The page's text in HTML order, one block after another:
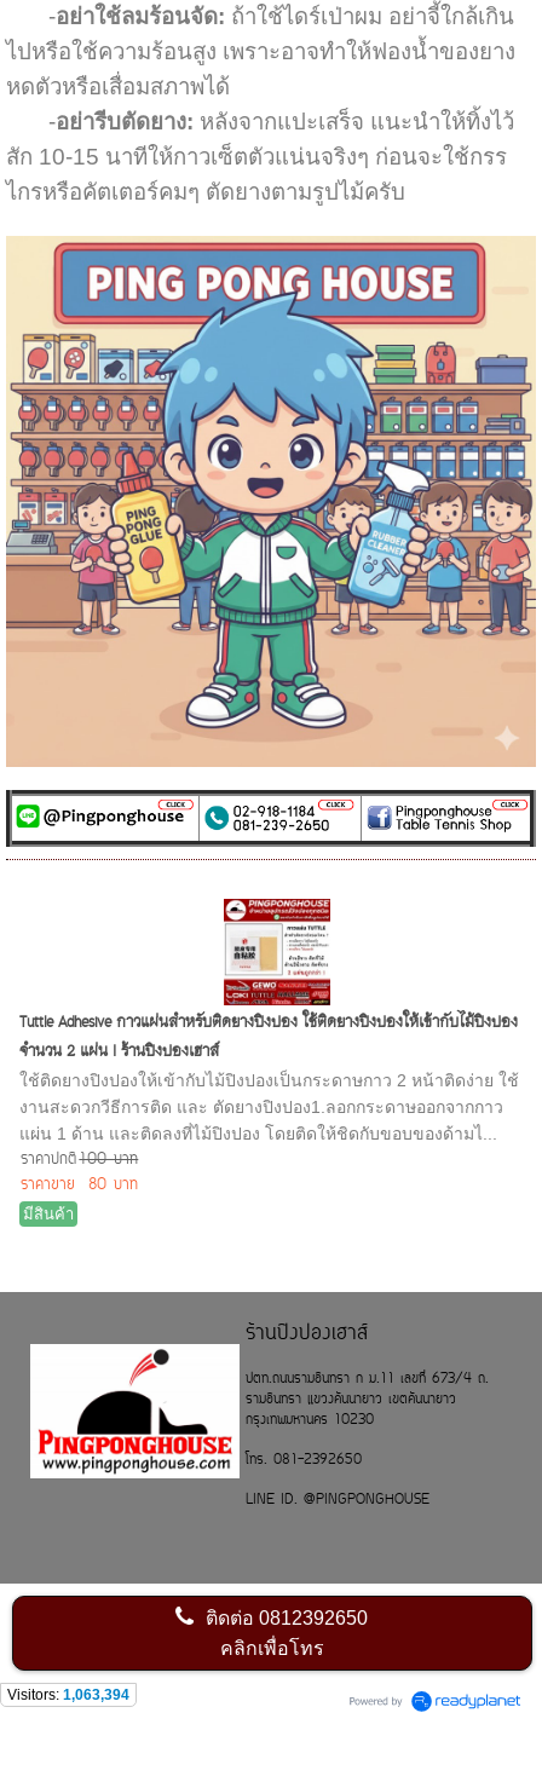
-อย่าใช้ลมร้อนจัด: ถ้าใช้ไดร์เป่าผม อย่าจี้ใกล้เกิน
ไปหรือใช้ความร้อนสูง เพราะอาจทำให้ฟองน้ำของยาง
หดตัวหรือเสื่อมสภาพได้
-อย่ารีบตัดยาง: หลังจากแปะเสร็จ แนะนำให้ทิ้งไว้
สัก 10-15 นาทีให้กาวเซ็ตตัวแน่นจริงๆ ก่อนจะใช้กรร
ไกรหรือคัตเตอร์คมๆ ตัดยางตามรูปไม้ครับ
Tuttle Adhesive กาวแผ่นสำหรับติดยางปิงปอง ใช้ติดยางปิงปองให้เข้ากับไม้ปิงปอง
จำนวน 2 แผ่น I ร้านปิงปองเฮาส์
ใช้ติดยางปิงปองให้เข้ากับไม้ปิงปองเป็นกระดาษกาว 2 หน้าติดง่าย ใช้
งานสะดวก วีธีการติด และ ตัดยางปิงปอง1.ลอกกระดาษออกจากกาว
แผ่น 1 ด้าน และติดลงที่ไม้ปิงปอง โดยติดให้ชิดกับขอบของด้ามไ...
ราคาปกติ100 บาท
ราคาขาย
80 บาท
มีสินค้า
ร้านปิงปองเฮาส์
ปตท.ถนนรามอินทรา ก ม.11 เลขที่ 673/4 ถ.
รามอินทรา แขวงคันนายาว เขตคันนายาว
กรุงเทพมหานคร 10230
โทร. 081-2392650
LINE ID. @PINGPONGHOUSE
ติดต่อ0812392650
คลิกเพื่อโทร
Visitors: 1,063,394